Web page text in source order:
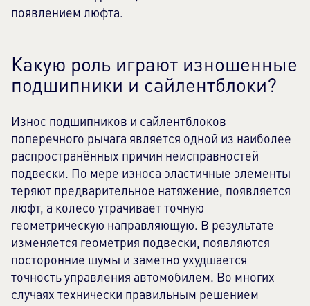
появлением люфта.
Какую роль играют изношенные
подшипники и сайлентблоки?
Износ подшипников и сайлентблоков
поперечного рычага является одной из наиболее
распространённых причин неисправностей
подвески. По мере износа эластичные элементы
теряют предварительное натяжение, появляется
люфт, а колесо утрачивает точную
геометрическую направляющую. В результате
изменяется геометрия подвески, появляются
посторонние шумы и заметно ухудшается
точность управления автомобилем. Во многих
случаях технически правильным решением